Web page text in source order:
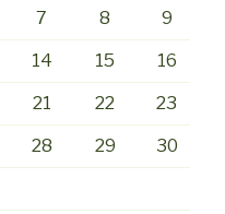
7 8 9
14 15 16
21 22 23
28 29 30